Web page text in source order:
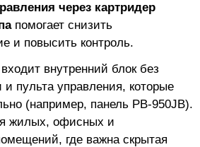
через картридер
помогает снизить
и повысить контроль.
внутренний блок без
и пульта управления, которые
(например, панель PB-950JB).
жилых, офисных и
где важна скрытая